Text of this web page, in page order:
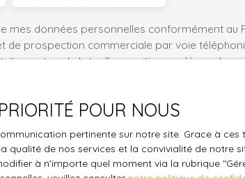
mes données personnelles conformément au
de prospection commerciale par voie
sur la liste d'opposition au
traitement de vos données personnelles,
.
POUR NOUS
pertinente sur notre site. Grace à
de nos services et la convivialité de notre
à n'importe quel moment via la rubrique